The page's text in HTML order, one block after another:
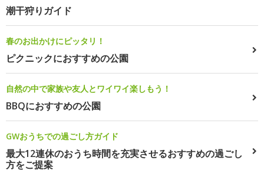
潮干狩りガイド
春のお出かけにピッタリ！
ピクニックにおすすめの公園
自然の中で家族や友人とワイワイ楽しもう！
BBQにおすすめの公園
GWおうちでの過ごし方ガイド
最大12連休のおうち時間を充実させるおすすめの過ごし
方をご提案